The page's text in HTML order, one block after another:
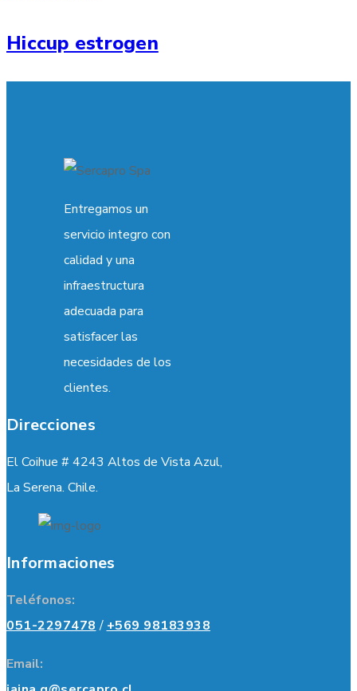
Hiccup estrogen
Entregamos un
servicio integro con
calidad y una
infraestructura
adecuada para
satisfacer las
necesidades de los
clientes.
Direcciones
El Coihue # 4243 Altos de Vista Azul,
La Serena. Chile.
Informaciones
Teléfonos:
051-2297478/+569 98183938
Email: